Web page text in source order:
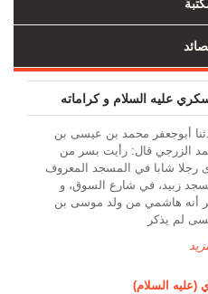
عليه السلام و كراماته
أبوجعفر محمد بن عيسى بن
الزرجي قال: رأيت بسر من
رجلا شابا في المسجد المعروف
زبيد، في شارع السوق، و
أنه هاشمي من ولد موسى بن
لم يذكر
(عليه السلام)